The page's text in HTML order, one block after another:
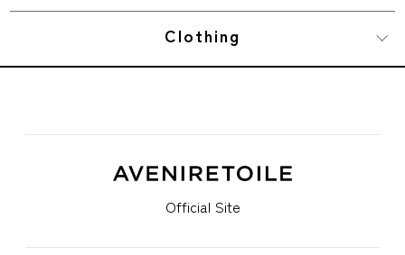
Clothing
Official Site